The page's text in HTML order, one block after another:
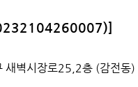
벽시장로25,2층 (감전동)